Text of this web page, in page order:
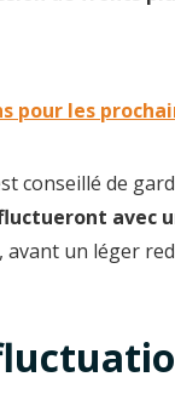
pour les
conseillé de
avec
un léger